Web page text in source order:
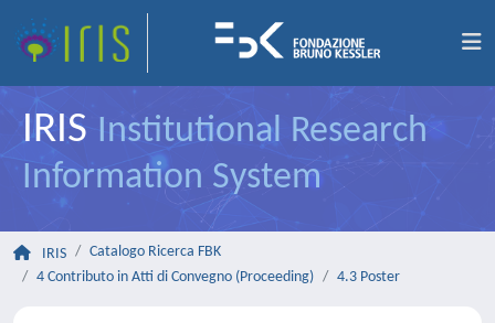
IRIS Institutional Research
Information System
IRIS
Catalogo Ricerca FBK
4 Contributo in Atti di Convegno (Proceeding)
4.3 Poster